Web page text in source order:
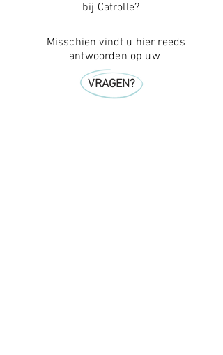
bij Catrolle?
Misschien vindt u hier reeds
antwoorden op uw
VRAGEN?